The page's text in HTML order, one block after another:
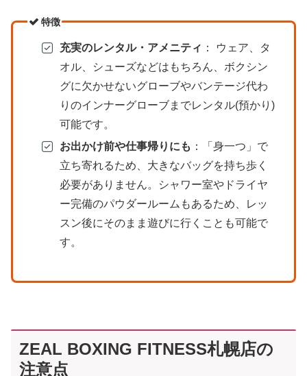
特徴
充実のレンタル・アメニティ ： ウェア、タ
オル、シューズなどはもちろん、ボクシン
グに欠かせないグローブやバンテージ代わ
りのインナーグローブまでレンタル(預かり)
可能です。
お出かけ前や仕事帰りにも ：「身一つ」で
立ち寄れるため、大きなバッグを持ち歩く
必要がありません。シャワー室やドライヤ
ー完備のパウダールームもあるため、レッ
スン後にそのまま遊びに行くことも可能で
す。
ZEAL BOXING FITNESS札幌店の
注意点